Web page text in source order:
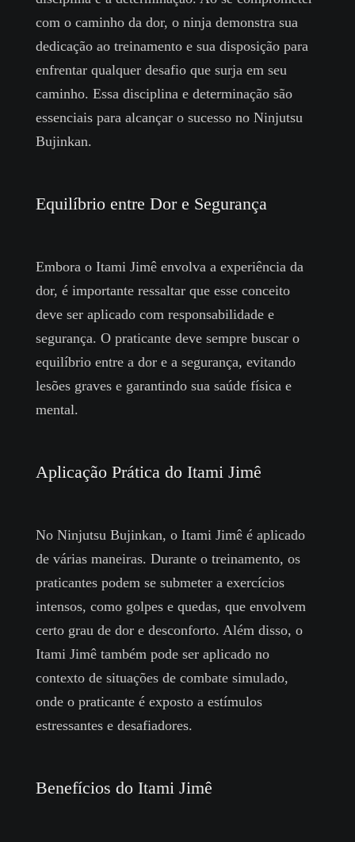
com o caminho da dor, o ninja demonstra sua
dedicação ao treinamento e sua disposição para
enfrentar qualquer desafio que surja em seu
caminho. Essa disciplina e determinação são
essenciais para alcançar o sucesso no Ninjutsu
Bujinkan.
Equilíbrio entre Dor e Segurança
Embora o Itami Jimê envolva a experiência da
dor, é importante ressaltar que esse conceito
deve ser aplicado com responsabilidade e
segurança. O praticante deve sempre buscar o
equilíbrio entre a dor e a segurança, evitando
lesões graves e garantindo sua saúde física e
mental.
Aplicação Prática do Itami Jimê
No Ninjutsu Bujinkan, o Itami Jimê é aplicado
de várias maneiras. Durante o treinamento, os
praticantes podem se submeter a exercícios
intensos, como golpes e quedas, que envolvem
certo grau de dor e desconforto. Além disso, o
Itami Jimê também pode ser aplicado no
contexto de situações de combate simulado,
onde o praticante é exposto a estímulos
estressantes e desafiadores.
Benefícios do Itami Jimê